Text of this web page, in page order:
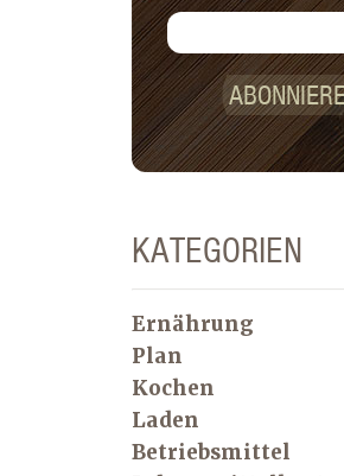
KATEGORIEN
Ernährung
Plan
Kochen
Laden
Betriebsmittel